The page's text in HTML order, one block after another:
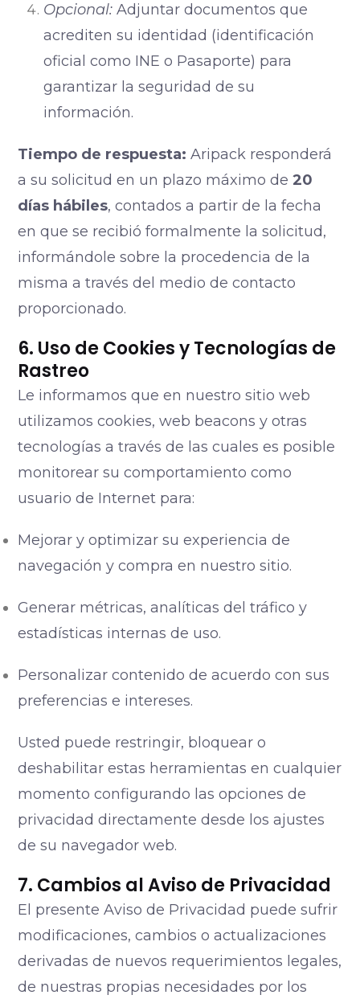
Opcional: Adjuntar documentos que
acrediten su identidad (identificación
oficial como INE o Pasaporte) para
garantizar la seguridad de su
información.
Tiempo de respuesta: Aripack responderá
a su solicitud en un plazo máximo de 20
días hábiles, contados a partir de la fecha
en que se recibió formalmente la solicitud,
informándole sobre la procedencia de la
misma a través del medio de contacto
proporcionado.
6. Uso de Cookies y Tecnologías de
Rastreo
Le informamos que en nuestro sitio web
utilizamos cookies, web beacons y otras
tecnologías a través de las cuales es posible
monitorear su comportamiento como
usuario de Internet para:
Mejorar y optimizar su experiencia de
navegación y compra en nuestro sitio.
Generar métricas, analíticas del tráfico y
estadísticas internas de uso.
Personalizar contenido de acuerdo con sus
preferencias e intereses.
Usted puede restringir, bloquear o
deshabilitar estas herramientas en cualquier
momento configurando las opciones de
privacidad directamente desde los ajustes
de su navegador web.
7. Cambios al Aviso de Privacidad
El presente Aviso de Privacidad puede sufrir
modificaciones, cambios o actualizaciones
derivadas de nuevos requerimientos legales,
de nuestras propias necesidades por los